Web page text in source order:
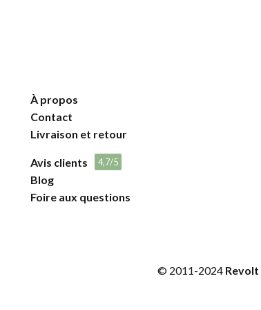
À propos
Contact
Livraison et retour
Avis clients 4,7/5
Blog
Foire aux questions
© 2011-2024 Revolt